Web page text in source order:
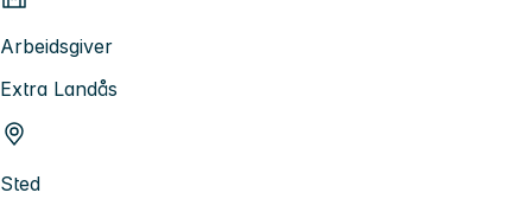
Arbeidsgiver
Extra Landås
Sted